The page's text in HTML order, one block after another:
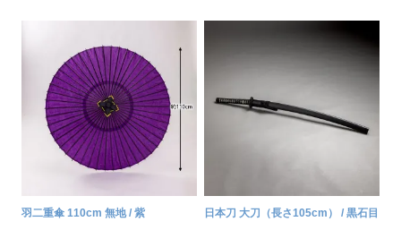
羽二重傘 110cm 無地 / 紫
日本刀 大刀（長さ105cm） / 黒石目